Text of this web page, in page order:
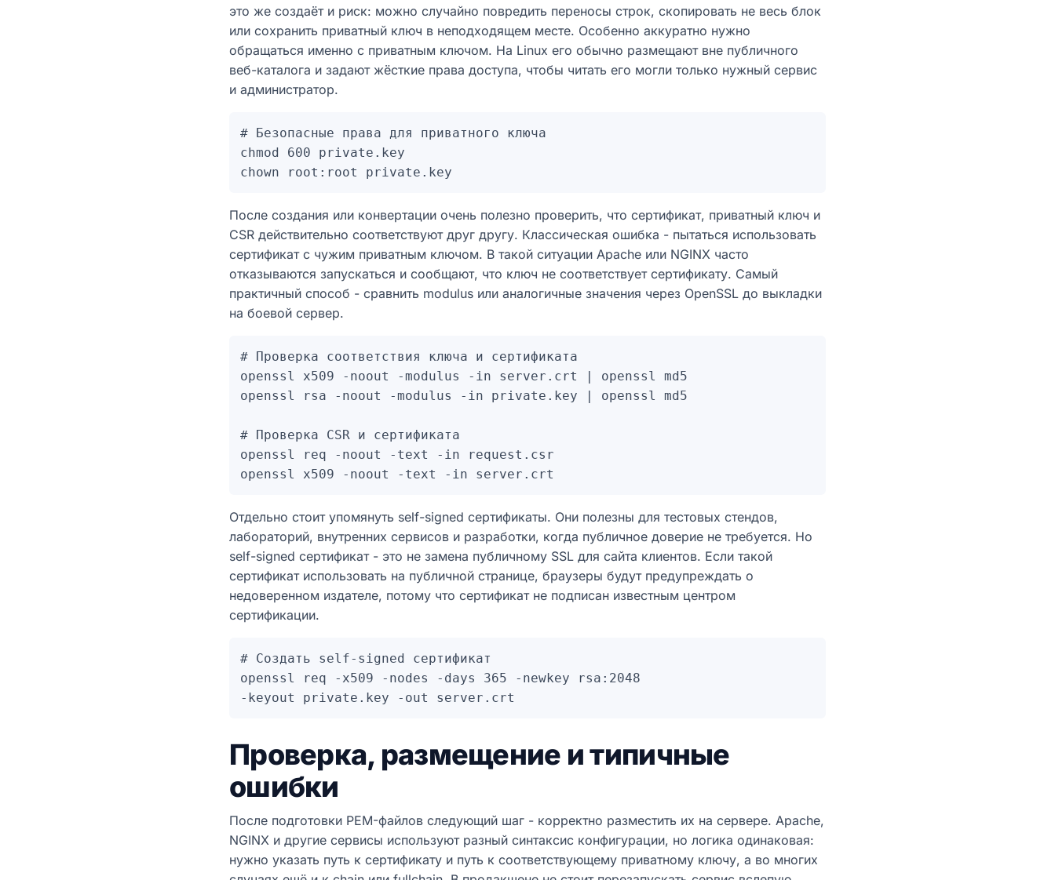
это же создаёт и риск: можно случайно повредить переносы строк, скопировать не весь блок
или сохранить приватный ключ в неподходящем месте. Особенно аккуратно нужно
обращаться именно с приватным ключом. На Linux его обычно размещают вне публичного
веб-каталога и задают жёсткие права доступа, чтобы читать его могли только нужный сервис
и администратор.
# Безопасные права для приватного ключа
chmod 600 private.key
После создания или конвертации очень полезно проверить, что сертификат, приватный ключ и
CSR действительно соответствуют друг другу. Классическая ошибка - пытаться использовать
сертификат с чужим приватным ключом. В такой ситуации Apache или NGINX часто
отказываются запускаться и сообщают, что ключ не соответствует сертификату. Самый
практичный способ - сравнить modulus или аналогичные значения через OpenSSL до выкладки
на боевой сервер.
# Проверка соответствия ключа и сертификата
openssl x509 -noout -modulus -in server.crt | openssl md5
openssl rsa -noout -modulus -in private.key | openssl md5
# Проверка CSR и сертификата
openssl req -noout -text -in request.csr
Отдельно стоит упомянуть self-signed сертификаты. Они полезны для тестовых стендов,
лабораторий, внутренних сервисов и разработки, когда публичное доверие не требуется. Но
self-signed сертификат - это не замена публичному SSL для сайта клиентов. Если такой
сертификат использовать на публичной странице, браузеры будут предупреждать о
недоверенном издателе, потому что сертификат не подписан известным центром
сертификации.
# Создать self-signed сертификат
openssl req -x509 -nodes -days 365 -newkey rsa:2048
Проверка, размещение и типичные
ошибки
После подготовки PEM-файлов следующий шаг - корректно разместить их на сервере. Apache,
NGINX и другие сервисы используют разный синтаксис конфигурации, но логика одинаковая:
нужно указать путь к сертификату и путь к соответствующему приватному ключу, а во многих